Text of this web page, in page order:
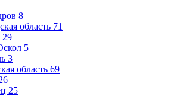
8
область 71
29
5
3
область 69
25